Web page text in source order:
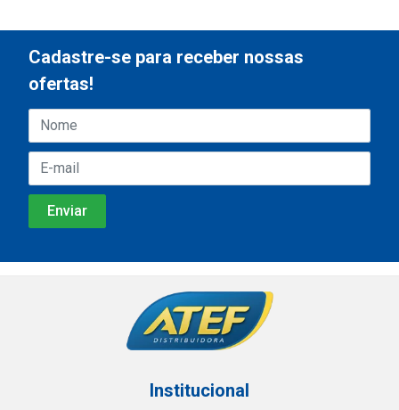
Cadastre-se para receber nossas
ofertas!
Institucional